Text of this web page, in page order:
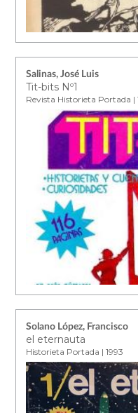
Salinas, José Luis
Tit-bits Nº1
Revista Historieta Portada |
Solano López, Francisco
el eternauta
Historieta Portada | 1993